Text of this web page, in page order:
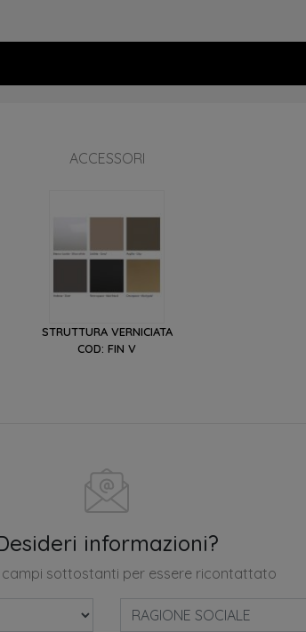
ACCESSORI
STRUTTURA VERNICIATA
COD: FIN V
informazioni?
campi sottostanti per essere ricontattato